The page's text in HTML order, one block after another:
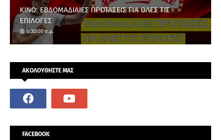
ΚΙΝΟ: ΕΒΔΟΜΑΔΙΑΙΕΣ ΠΡΟΤΑΣΕΙΣ ΓΙΑ ΟΛΕΣ ΤΙΣ
ΕΠΙΛΟΓΕΣ
6:30:00 π.μ.
ΑΚΟΛΟΥΘΗΣΤΕ ΜΑΣ
FACEBOOK